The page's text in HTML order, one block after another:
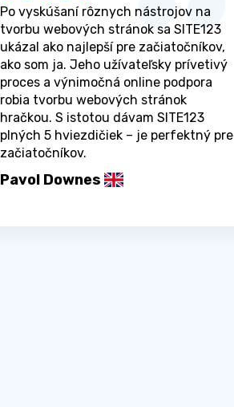
Po vyskúšaní rôznych nástrojov na
tvorbu webových stránok sa SITE123
ukázal ako najlepší pre začiatočníkov,
ako som ja. Jeho užívateľsky prívetivý
proces a výnimočná online podpora
robia tvorbu webových stránok
hračkou. S istotou dávam SITE123
plných 5 hviezdičiek – je perfektný pre
začiatočníkov.
Pavol Downes